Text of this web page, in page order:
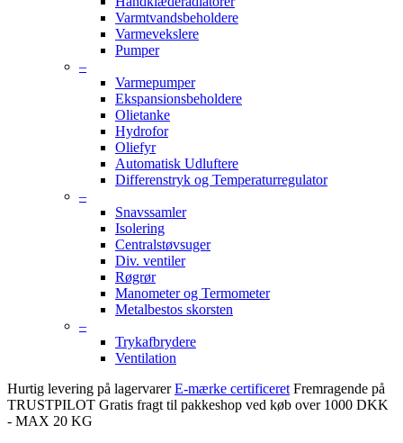
Varmtvandsbeholdere
Varmevekslere
Pumper
–
Varmepumper
Ekspansionsbeholdere
Olietanke
Hydrofor
Oliefyr
Automatisk Udluftere
Differenstryk og Temperaturregulator
–
Snavssamler
Isolering
Centralstøvsuger
Div. ventiler
Røgrør
Manometer og Termometer
Metalbestos skorsten
–
Trykafbrydere
Ventilation
Hurtig levering på lagervarer E-mærke certificeret Fremragende på
TRUSTPILOT Gratis fragt til pakkeshop ved køb over 1000 DKK
- MAX 20 KG